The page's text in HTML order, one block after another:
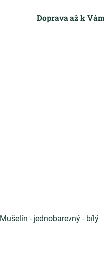
Doprava až k
Mušelín - jednobarevný - bílý